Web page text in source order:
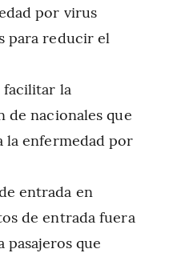
por virus
para reducir el
facilitar la
de nacionales que
la enfermedad por
entrada en
de entrada fuera
pasajeros que